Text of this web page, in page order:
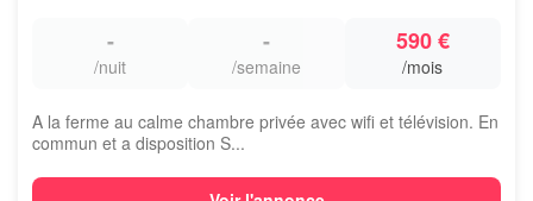
-
/nuit
-
/semaine
590 €
/mois
A la ferme au calme chambre privée avec wifi et télévision. En
commun et a disposition S...